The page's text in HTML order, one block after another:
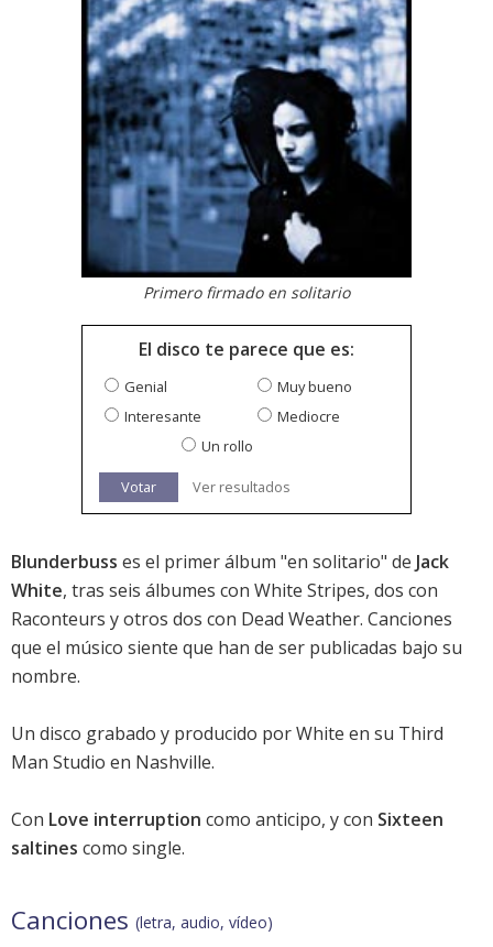
Primero firmado en solitario
El disco te parece que es:
Genial
Muy bueno
Interesante
Mediocre
Un rollo
Votar Ver resultados
Blunderbuss es el primer álbum "en solitario" de Jack
White, tras seis álbumes con White Stripes, dos con
Raconteurs y otros dos con Dead Weather. Canciones
que el músico siente que han de ser publicadas bajo su
nombre.
Un disco grabado y producido por White en su Third
Man Studio en Nashville.
Con Love interruption como anticipo, y con Sixteen
saltines como single.
Canciones (letra, audio, vídeo)